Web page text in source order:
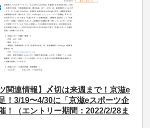
関連情報】〆切は来週まで！京滋e
！3/19〜4/30に「京滋eスポーツ企
！（エントリー期間：2022/2/28ま